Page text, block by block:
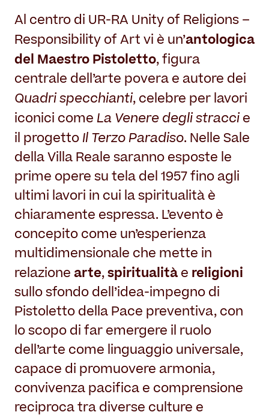
Al centro di UR-RA Unity of Religions –
Responsibility of Art vi è un’antologica
del Maestro Pistoletto, figura
centrale dell’arte povera e autore dei
Quadri specchianti, celebre per lavori
iconici come La Venere degli stracci e
il progetto Il Terzo Paradiso. Nelle Sale
della Villa Reale saranno esposte le
prime opere su tela del 1957 fino agli
ultimi lavori in cui la spiritualità è
chiaramente espressa. L’evento è
concepito come un’esperienza
multidimensionale che mette in
relazione arte, spiritualità e religioni
sullo sfondo dell’idea-impegno di
Pistoletto della Pace preventiva, con
lo scopo di far emergere il ruolo
dell’arte come linguaggio universale,
capace di promuovere armonia,
convivenza pacifica e comprensione
reciproca tra diverse culture e